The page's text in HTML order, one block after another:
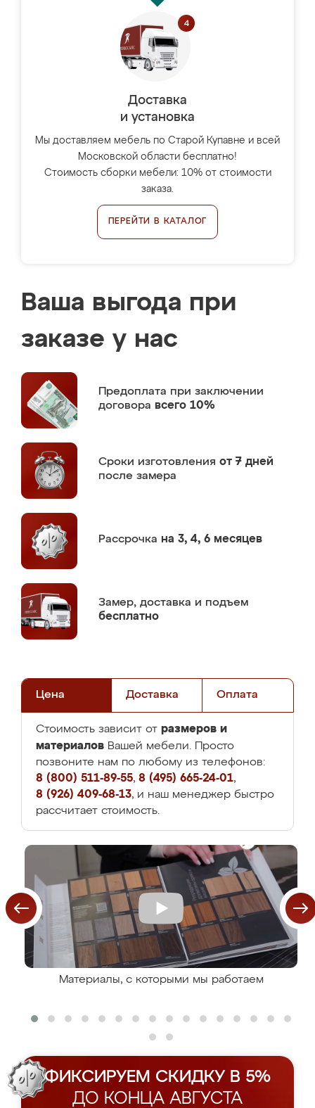
Доставка
и установка
Мы доставляем мебель по Старой Купавне и всей
Московской области бесплатно!
Стоимость сборки мебели: 10% от стоимости
заказа.
ПЕРЕЙТИ В КАТАЛОГ
Ваша выгода при
заказе у нас
Предоплата при заключении
договора всего 10%
Сроки изготовления от 7 дней
после замера
Рассрочка на 3, 4, 6 месяцев
Замер, доставка и подъем
бесплатно
Цена Доставка Оплата
Стоимость зависит от размеров и
материалов Вашей мебели. Просто
позвоните нам по любому из телефонов:
8 (800) 511-89-55, 8 (495) 665-24-01,
8 (926) 409-68-13, и наш менеджер быстро
рассчитает стоимость.
Материалы, с которыми мы работаем
ФИКСИРУЕМ СКИДКУ В 5%
ДО КОНЦА АВГУСТА